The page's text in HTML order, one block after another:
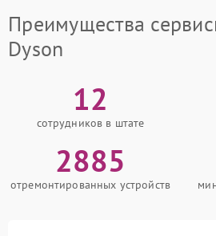
Преимущества
Dyson
12
сотрудников в штате
2885
отремонтированных устройств